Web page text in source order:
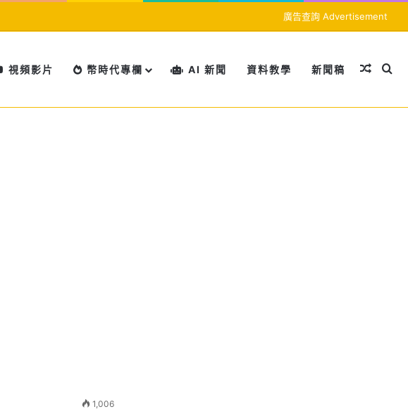
廣告查詢 Advertisement
視頻影片 幣時代專欄 AI 新聞 資料教學 新聞稿 隨機文
搜
1,006